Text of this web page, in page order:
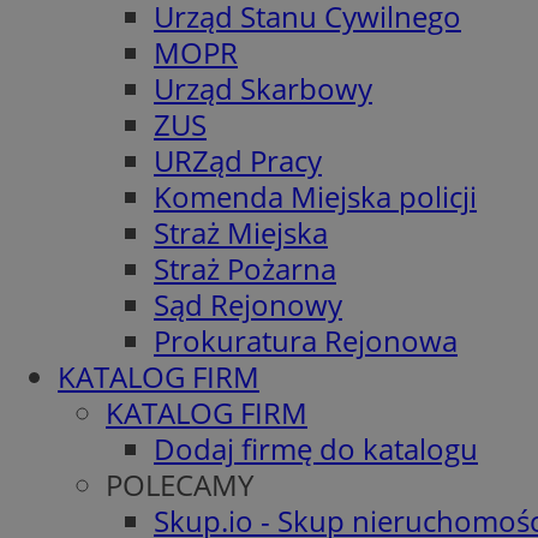
Urząd Stanu Cywilnego
MOPR
Urząd Skarbowy
ZUS
URZąd Pracy
Komenda Miejska policji
Straż Miejska
Straż Pożarna
Sąd Rejonowy
Prokuratura Rejonowa
KATALOG FIRM
KATALOG FIRM
Dodaj firmę do katalogu
POLECAMY
Skup.io - Skup